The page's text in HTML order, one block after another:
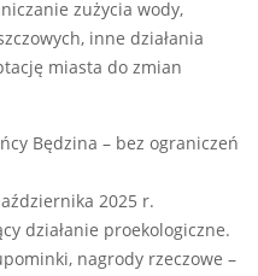
zużycia wody,
inne działania
miasta do zmian
Będzina – bez ograniczeń
2025 r.
działanie proekologiczne.
nagrody rzeczowe –